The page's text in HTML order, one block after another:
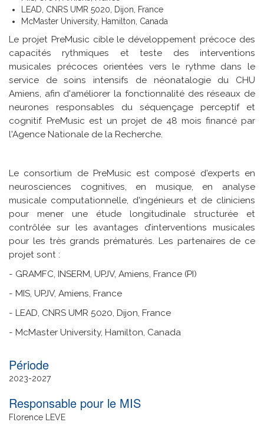
LEAD, CNRS UMR 5020, Dijon, France
McMaster University, Hamilton, Canada
Le projet PreMusic cible le développement précoce des
capacités rythmiques et teste des interventions
musicales précoces orientées vers le rythme dans le
service de soins intensifs de néonatalogie du CHU
Amiens, afin d'améliorer la fonctionnalité des réseaux de
neurones responsables du séquençage perceptif et
cognitif. PreMusic est un projet de 48 mois financé par
l'Agence Nationale de la Recherche.
Le consortium de PreMusic est composé d'experts en
neurosciences cognitives, en musique, en analyse
musicale computationnelle, d'ingénieurs et de cliniciens
pour mener une étude longitudinale structurée et
contrôlée sur les avantages d’interventions musicales
pour les très grands prématurés. Les partenaires de ce
projet sont :
- GRAMFC, INSERM, UPJV, Amiens, France (PI)
- MIS, UPJV, Amiens, France
- LEAD, CNRS UMR 5020, Dijon, France
- McMaster University, Hamilton, Canada
2023
Date
de
fin
2027
Responsable pour le MIS
Florence LEVE